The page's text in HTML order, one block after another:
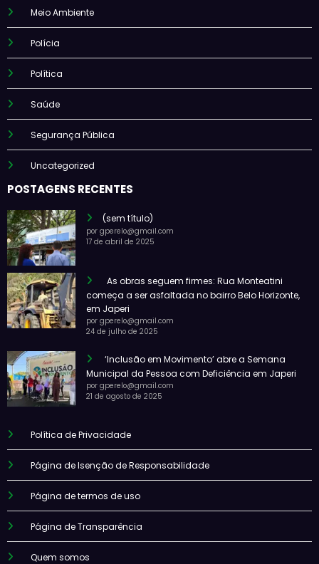
Meio Ambiente
Polícia
Política
Saúde
Segurança Pública
Uncategorized
POSTAGENS RECENTES
(sem título)
por gperelo@gmail.com
17 de abril de 2025
As obras seguem firmes: Rua Monteatini
começa a ser asfaltada no bairro Belo Horizonte,
em Japeri
por gperelo@gmail.com
24 de julho de 2025
‘Inclusão em Movimento’ abre a Semana
Municipal da Pessoa com Deficiência em Japeri
por gperelo@gmail.com
21 de agosto de 2025
Política de Privacidade
Página de Isenção de Responsabilidade
Página de termos de uso
Página de Transparência
Quem somos